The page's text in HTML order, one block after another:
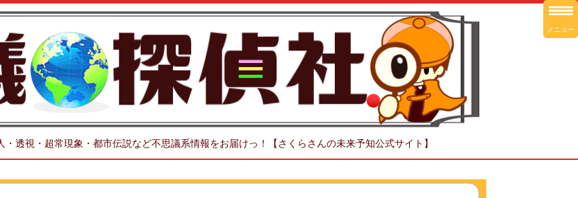
透視・超常現象・都市伝説など不思議系情報をお届けっ！【さくらさんの未来予知公式サイト】
メニュー